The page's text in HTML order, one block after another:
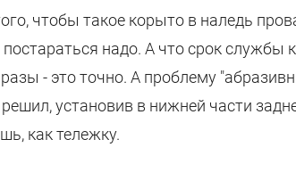
чтобы такое корыто в наледь
постараться надо. А что срок службы
- это точно. А проблему
установив в нижней части
как тележку.